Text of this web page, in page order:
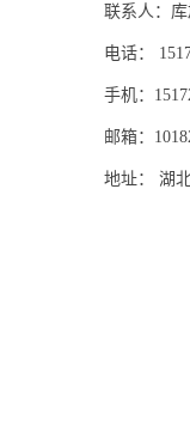
联系人：
电话：
手机：
邮箱：
地址： 湖